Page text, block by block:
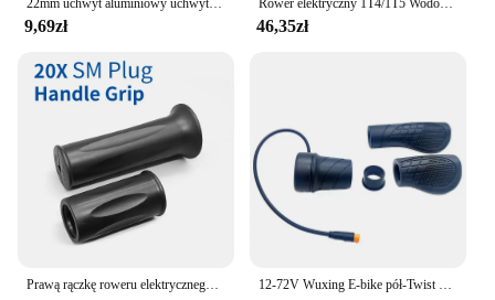
9,69zł 46,35zł